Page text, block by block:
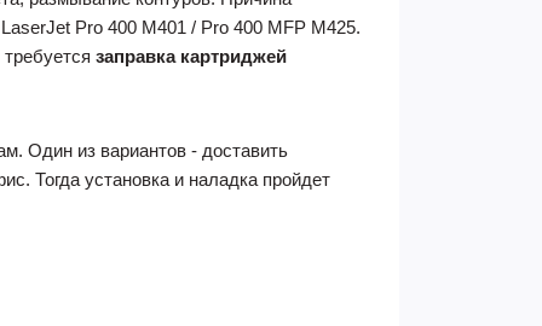
Pro 400 M401 / Pro 400 MFP M425.
заправка картриджей
Один из вариантов - доставить
Тогда установка и наладка пройдет